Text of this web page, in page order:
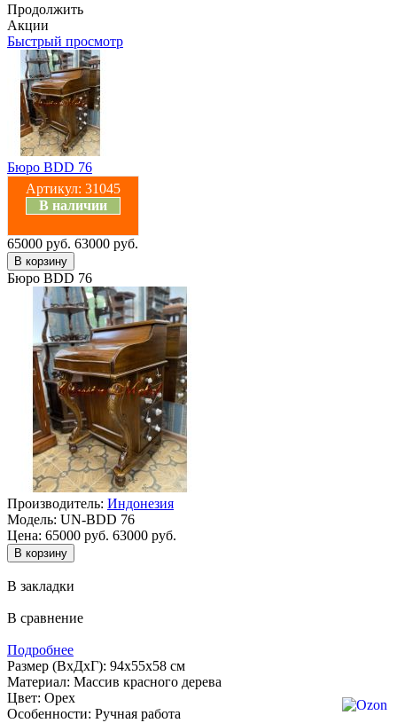
Продолжить
Акции
Быстрый просмотр
Бюро BDD 76
Артикул: 31045
В наличии
65000 руб. 63000 руб.
Бюро BDD 76
Производитель: Индонезия
Модель: UN-BDD 76
Цена: 65000 руб. 63000 руб.
В закладки
В сравнение
Подробнее
Размер (ВхДхГ): 94х55х58 см
Материал: Массив красного дерева
Цвет: Орех
Особенности: Ручная работа